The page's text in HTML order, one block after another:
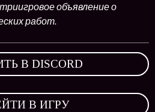
объявление о
работ.
В DISCORD
В ИГРУ